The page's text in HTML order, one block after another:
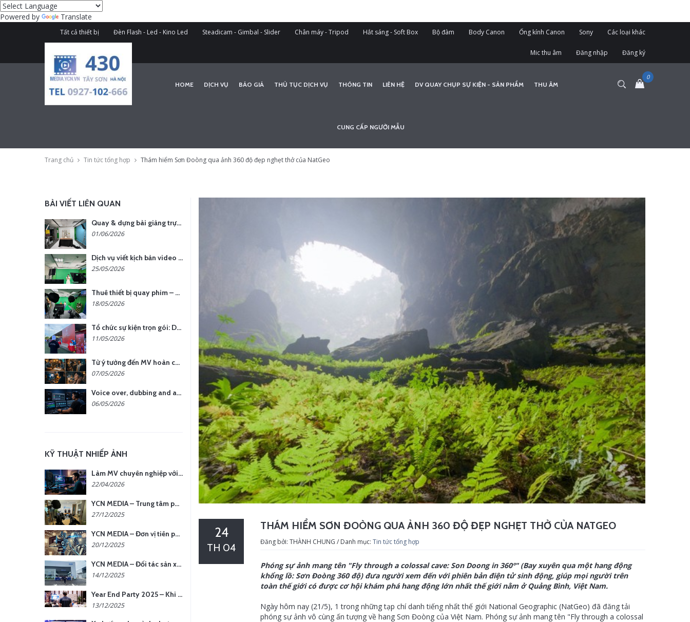
Powered by Translate
Tất cả thiết bị Đèn Flash - Led - Kino Led Steadicam - Gimbal - Slider Chân máy - Tripod Hắt sáng - Soft Box Bộ đàm Body Canon Ống kính Canon Sony Các loại khác
Mic thu âm Đăng nhập Đăng ký
HOME DỊCH VỤ BÁO GIÁ THỦ TỤC DỊCH VỤ THÔNG TIN LIÊN HỆ DV QUAY CHỤP SỰ KIỆN - SẢN PHẨM THU ÂM
CUNG CẤP NGƯỜI MẪU
Trang chủ Tin tức tổng hợp Thám hiểm Sơn Đoòng qua ảnh 360 độ đẹp nghẹt thở của NatGeo
THÁM HIỂM SƠN ĐOÒNG QUA ẢNH 360 ĐỘ ĐẸP NGHẸT THỞ CỦA NATGEO
24
TH 04 Đăng bởi: THÀNH CHUNG / Danh mục: Tin tức tổng hợp
Phóng sự ảnh mang tên "Fly through a colossal cave: Son Doong in 360º" (Bay xuyên qua một hang động
khổng lồ: Sơn Đoòng 360 độ) đưa người xem đến với phiên bản điện tử sinh động, giúp mọi người trên
toàn thế giới có được cơ hội khám phá hang động lớn nhất thế giới nằm ở Quảng Bình, Việt Nam.
Ngày hôm nay (21/5), 1 trong những tạp chí danh tiếng nhất thế giới National Geographic (NatGeo) đã đăng tải
phóng sự ảnh vô cùng ấn tượng về hang Sơn Đoòng của Việt Nam. Phóng sự ảnh mang tên "Fly through a colossal
BÀI VIẾT LIÊN QUAN
Quay & dựng bài giảng trực tuyến – Xu hướng đào tạo thời đại số
01/06/2026
Dịch vụ viết kịch bản video – Bước quan trọng quyết định thành công nội dung
25/05/2026
Thuê thiết bị quay phim – chụp ảnh: Giải pháp tối ưu chi phí cho doanh nghiệp
18/05/2026
Tổ chức sự kiện trọn gói: Doanh nghiệp được gì khi chọn đơn vị chuyên nghiệp?
11/05/2026
Từ ý tưởng đến MV hoàn chỉnh: giải pháp trọn gói tại YCN Media
07/05/2026
Voice over, dubbing and audio production services in Vietnam for global content
06/05/2026
KỸ THUẬT NHIẾP ẢNH
Làm MV chuyên nghiệp với chi phí tối ưu: nên chọn quay thực tế hay video AI?
22/04/2026
YCN MEDIA – Trung tâm phụ kiện quay chụp tại Hà Nội
27/12/2025
YCN MEDIA – Đơn vị tiên phong sản xuất hình ảnh & âm thanh bằng AI tại Hà Nội
20/12/2025
YCN MEDIA – Đối tác sản xuất hình ảnh chuyên nghiệp cho doanh nghiệp tại Hà Nội
14/12/2025
Year End Party 2025 – Khi Khoảnh Khắc Trở Thành Dấu Ấn | Gói Ưu Đãi Tháng 12 Từ YCN Media
13/12/2025